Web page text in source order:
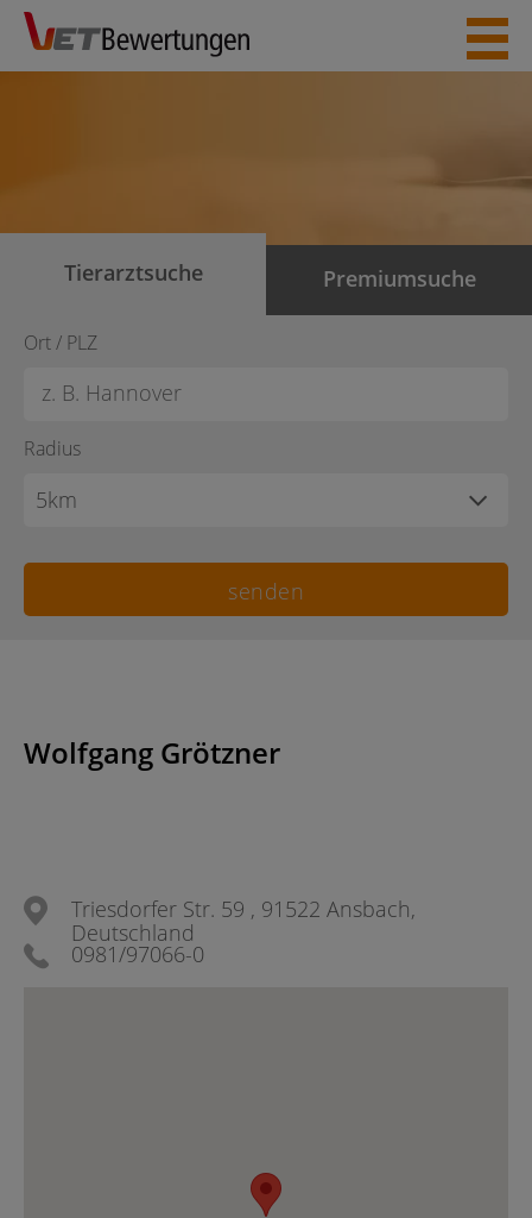
Skip
content
Tierarztsuche Premiumsuche
Ort / PLZ
Radius
Wolfgang Grötzner
Triesdorfer Str. 59 , 91522 Ansbach,
Deutschland
0981/97066-0